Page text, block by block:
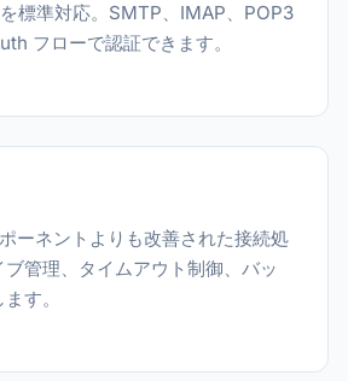
標準対応。SMTP、IMAP、POP3
フローで認証できます。
ーネントよりも改善された接続処
管理、タイムアウト制御、バッ
す。